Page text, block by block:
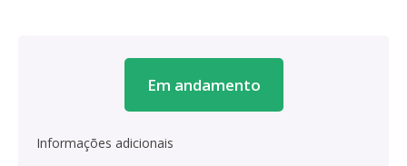
Em andamento
Informações adicionais